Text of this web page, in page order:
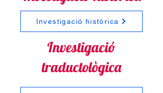
Investigació històrica
Investigació
traductològica